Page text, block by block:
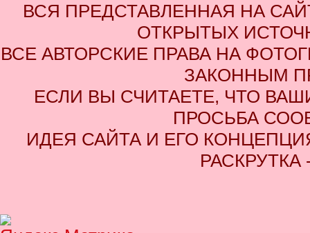
ВСЯ ПРЕДСТАВЛЕННАЯ НА
ОТКРЫТЫХ
ВСЕ АВТОРСКИЕ ПРАВА НА
ЗАКОННЫМ
ЕСЛИ ВЫ СЧИТАЕТЕ, ЧТО
ПРОСЬБА
ИДЕЯ САЙТА И ЕГО
РАСКРУТКА